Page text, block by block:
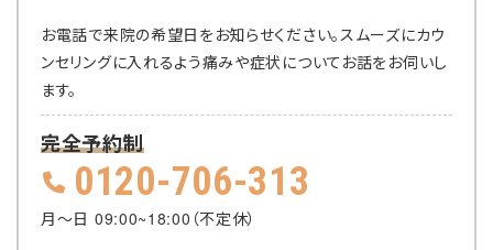
お電話で来院の希望日をお知らせください。スムーズにカウ
ンセリングに入れるよう痛みや症状についてお話をお伺いし
ます。
完全予約制
0120-706-313
月〜日 09:00~18:00（不定休）